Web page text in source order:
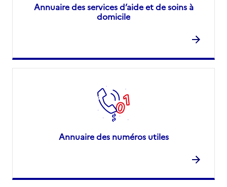
Annuaire des services d’aide et de soins à
domicile
Annuaire des numéros utiles